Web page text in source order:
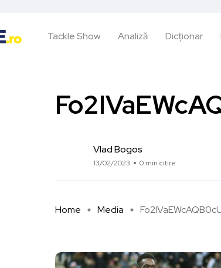
Tackle Show Analiză Dicționar
Vlad Bogos
13/02/2023 0 min citire
Home Media